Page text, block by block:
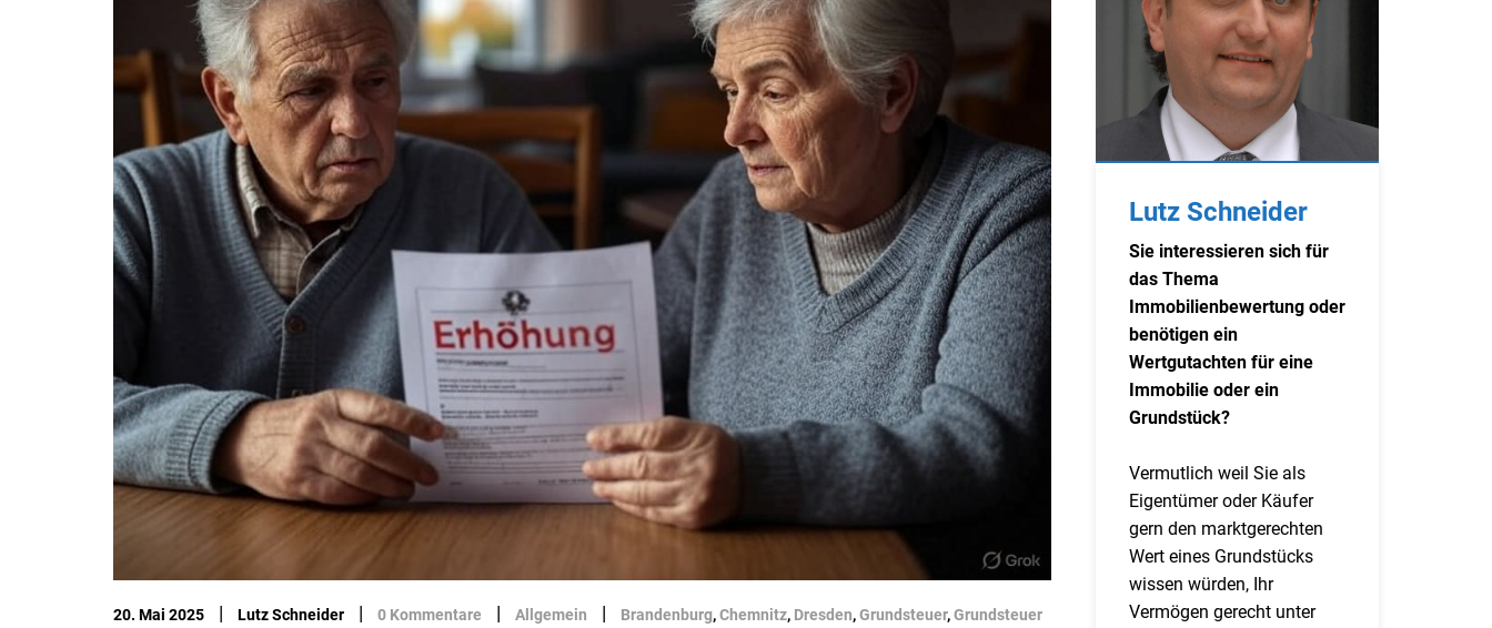
20. Mai 2025 | Lutz Schneider | 0 Kommentare | Allgemein | Brandenburg,Chemnitz, Dresden,Grundsteuer,Grundsteuer
Lutz Schneider
Sie interessieren sich für
das Thema
Immobilienbewertung oder
benötigen ein
Wertgutachten für eine
Immobilie oder ein
Grundstück?
Vermutlich weil Sie als
Eigentümer oder Käufer
gern den marktgerechten
Wert eines Grundstücks
wissen würden, Ihr
Vermögen gerecht unter